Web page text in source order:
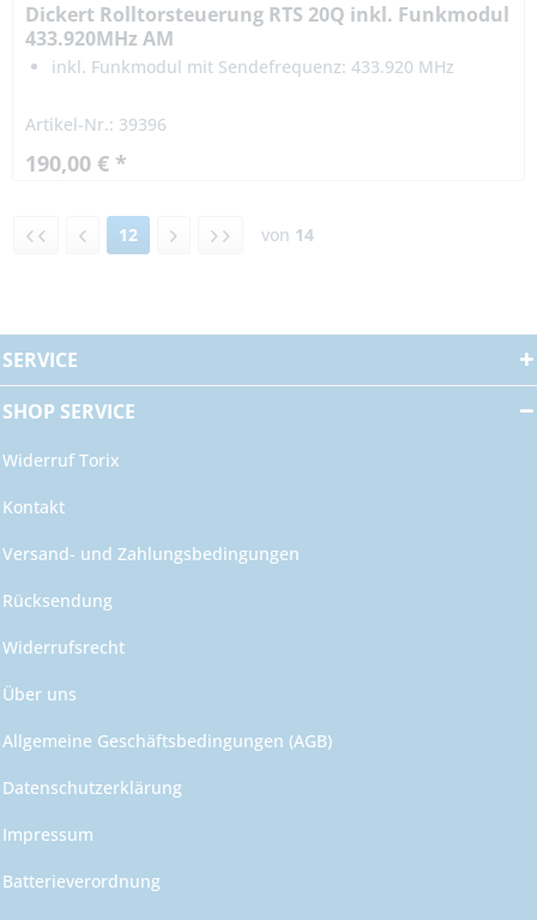
Dickert Rolltorsteuerung RTS 20Q inkl. Funkmodul
433.920MHz AM
inkl. Funkmodul mit Sendefrequenz: 433.920 MHz
Artikel-Nr.: 39396
190,00 € *
12 von 14
SERVICE
SHOP SERVICE
Widerruf Torix
Kontakt
Versand- und Zahlungsbedingungen
Rücksendung
Widerrufsrecht
Über uns
Allgemeine Geschäftsbedingungen (AGB)
Datenschutzerklärung
Impressum
Batterieverordnung